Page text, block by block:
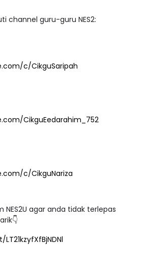
ikuti channel guru-guru NES2:
c/CikguSaripah
CikguEedarahim_752
c/CikguNariza
agar anda tidak terlepas